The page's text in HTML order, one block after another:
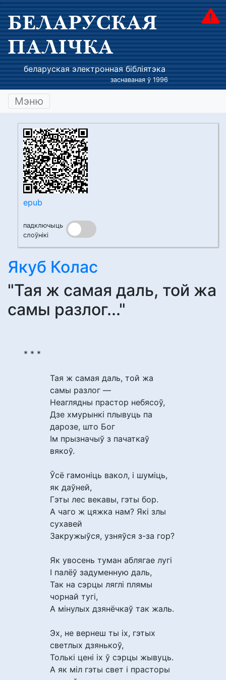
БЕЛАРУСКАЯ
ПАЛІЧКА
беларуская электронная бібліятэка
заснаваная ў 1996
Мэню
epub
падключыць
слоўнікі
Якуб Колас
"Тая ж самая даль, той жа
самы разлог..."
* * *
Тая ж самая даль, той жа
самы разлог —
Неаглядны прастор небясоў,
Дзе хмурынкі плывуць па
дарозе, што Бог
Ім прызначыў з пачаткаў
вякоў.
Ўсё гамоніць вакол, і шуміць,
як даўней,
Гэты лес векавы, гэты бор.
А чаго ж цяжка нам? Які злы
сухавей
Закружыўся, узняўся з-за гор?
Як увосень туман аблягае лугі
І палёў задуменную даль,
Так на сэрцы ляглі плямы
чорнай тугі,
А мінулых дзянёчкаў так жаль.
Эх, не вернеш ты іх, гэтых
светлых дзянькоў,
Толькі цені іх ў сэрцы жывуць.
А як міл гэты свет і прасторы